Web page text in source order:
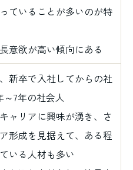
ていることが多いのが特
意欲が高い傾向にある
新卒で入社してからの社
7年の社会人
ャリアに興味が湧き、さ
形成を見据えて、ある程
いる人材も多い